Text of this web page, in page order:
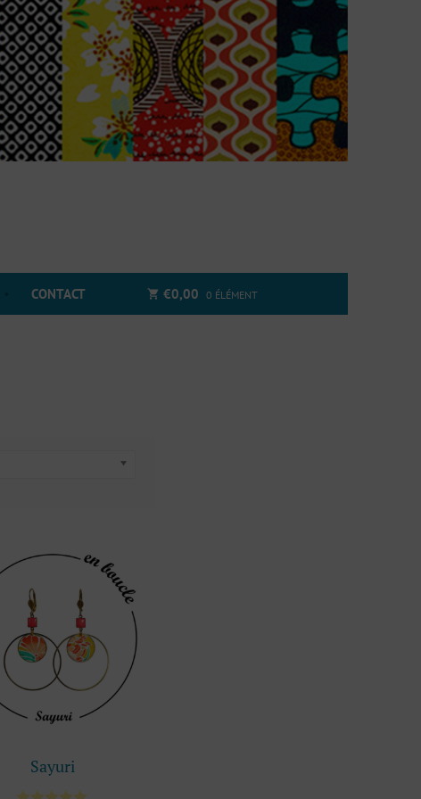
CONTACT €0,00 0 ÉLÉMENT
Sayuri